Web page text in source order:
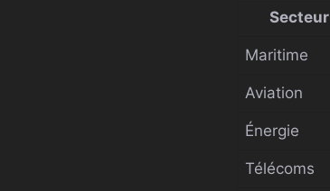
Secteur
Maritime
Aviation
Énergie
Télécoms